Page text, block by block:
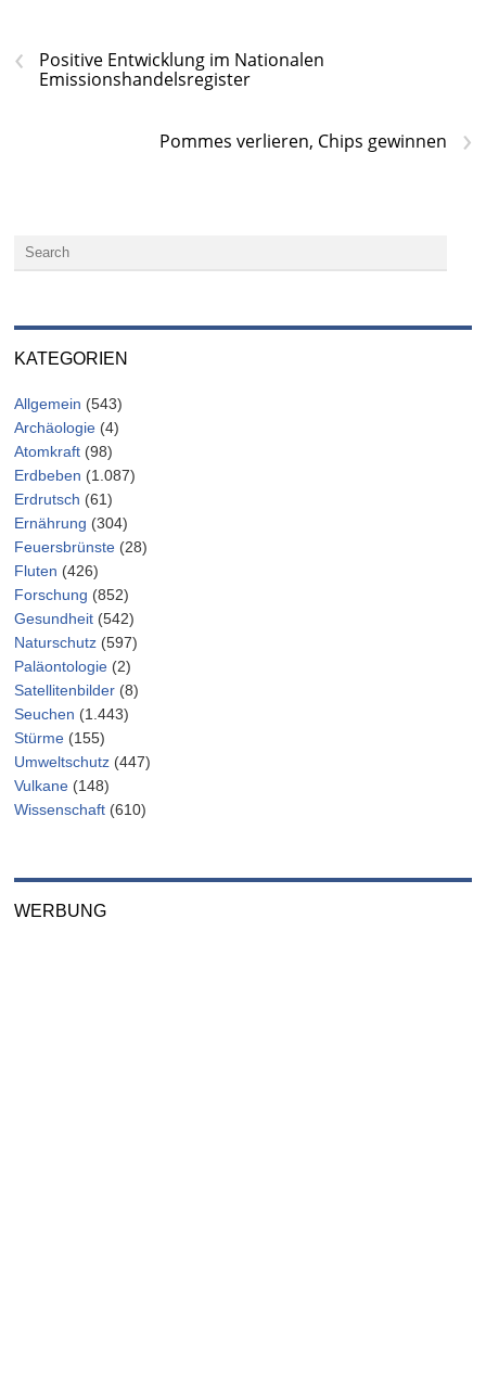
‹
Positive Entwicklung im Nationalen
Emissionshandelsregister
›
Pommes verlieren, Chips gewinnen
KATEGORIEN
Allgemein (543)
Archäologie (4)
Atomkraft (98)
Erdbeben (1.087)
Erdrutsch (61)
Ernährung (304)
Feuersbrünste (28)
Fluten (426)
Forschung (852)
Gesundheit (542)
Naturschutz (597)
Paläontologie (2)
Satellitenbilder (8)
Seuchen (1.443)
Stürme (155)
Umweltschutz (447)
Vulkane (148)
Wissenschaft (610)
WERBUNG